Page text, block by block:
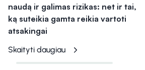
naudą ir galimas rizikas: net ir tai,
ką suteikia gamta reikia vartoti
atsakingai
Skaityti daugiau